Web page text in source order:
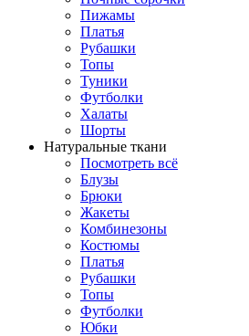
Пижамы
Платья
Рубашки
Топы
Туники
Футболки
Халаты
Шорты
Натуральные ткани
Посмотреть всё
Блузы
Брюки
Жакеты
Комбинезоны
Костюмы
Платья
Рубашки
Топы
Футболки
Юбки